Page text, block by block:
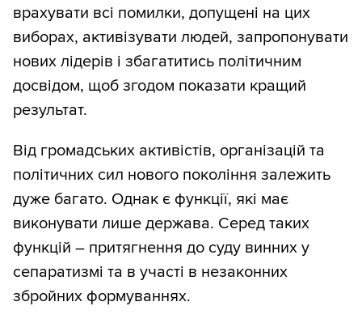
врахувати всі помилки, допущені на цих
виборах, активізувати людей, запропонувати
нових лідерів і збагатитись політичним
досвідом, щоб згодом показати кращий
результат.
Від громадських активістів, організацій та
політичних сил нового покоління залежить
дуже багато. Однак є функції, які має
виконувати лише держава. Серед таких
функцій – притягнення до суду винних у
сепаратизмі та в участі в незаконних
збройних формуваннях.